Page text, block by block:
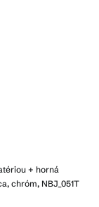
+ horná
chróm, NBJ_051T